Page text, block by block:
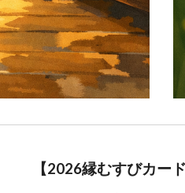
【2026縁むすびカー